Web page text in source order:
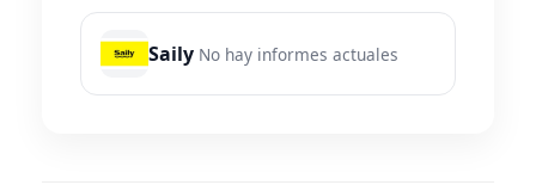
Saily No hay informes actuales